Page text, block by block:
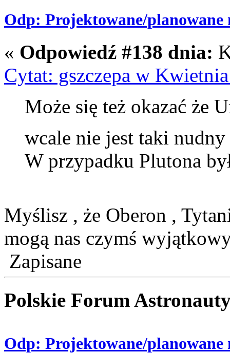
Odp: Projektowane/
« Odpowiedź #138 dnia:
Cytat: gszczepa w
Może się też okazać że
wcale nie jest taki
W przypadku Plutona
Myślisz , że Oberon ,
mogą nas czymś
Zapisane
Polskie Forum
Odp: Projektowane/